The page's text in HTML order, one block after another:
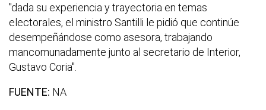
"dada su experiencia y trayectoria en temas
electorales, el ministro Santilli le pidió que continúe
desempeñándose como asesora, trabajando
mancomunadamente junto al secretario de Interior,
Gustavo Coria".
FUENTE: NA